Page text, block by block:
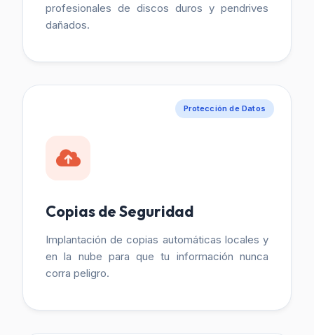
profesionales de discos duros y pendrives
dañados.
Protección de Datos
Copias de Seguridad
Implantación de copias automáticas locales y
en la nube para que tu información nunca
corra peligro.